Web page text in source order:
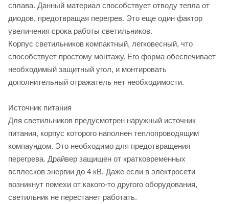
сплава. Данный материал способствует отводу тепла от
диодов, предотвращая перегрев. Это еще один фактор
увеличения срока работы светильников.
Корпус светильников компактный, легковесный, что
способствует простому монтажу. Его форма обеспечивает
необходимый защитный угол, и монтировать
дополнительный отражатель нет необходимости.
Источник питания
Для светильников предусмотрен наружный источник
питания, корпус которого наполнен теплопроводящим
компаундом. Это необходимо для предотвращения
перегрева. Драйвер защищен от кратковременных
всплесков энергии до 4 кВ. Даже если в электросети
возникнут помехи от какого-то другого оборудования,
светильник не перестанет работать.